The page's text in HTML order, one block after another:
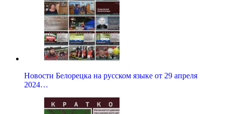
Новости Белорецка на русском языке от 29 апреля
2024…